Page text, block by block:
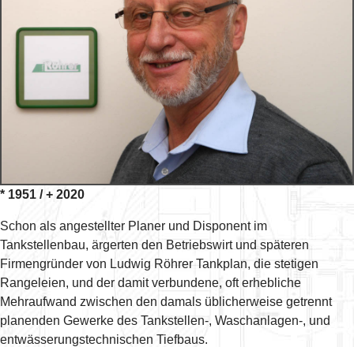
* 1951 / + 2020
Schon als angestellter Planer und Disponent im
Tankstellenbau, ärgerten den Betriebswirt und späteren
Firmengründer von Ludwig Röhrer Tankplan, die stetigen
Rangeleien, und der damit verbundene, oft erhebliche
Mehraufwand zwischen den damals üblicherweise getrennt
planenden Gewerke des Tankstellen-, Waschanlagen-, und
entwässerungstechnischen Tiefbaus.